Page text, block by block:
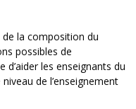
la composition du
possibles de
d’aider les enseignants du
de l’enseignement